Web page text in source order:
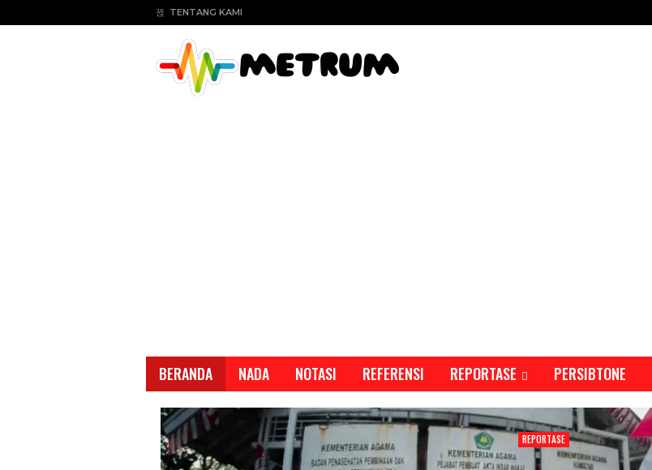
TENTANG KAMI
BERANDA NADA NOTASI REFERENSI REPORTASE PERSIBTONE
REPORTASE